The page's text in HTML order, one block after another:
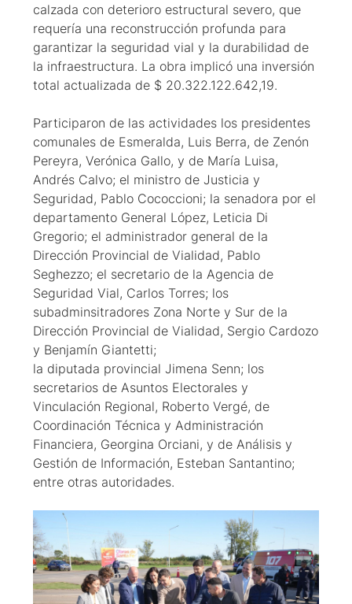
calzada con deterioro estructural severo, que
requería una reconstrucción profunda para
garantizar la seguridad vial y la durabilidad de
la infraestructura. La obra implicó una inversión
total actualizada de $ 20.322.122.642,19.
Participaron de las actividades los presidentes
comunales de Esmeralda, Luis Berra, de Zenón
Pereyra, Verónica Gallo, y de María Luisa,
Andrés Calvo; el ministro de Justicia y
Seguridad, Pablo Cococcioni; la senadora por el
departamento General López, Leticia Di
Gregorio; el administrador general de la
Dirección Provincial de Vialidad, Pablo
Seghezzo; el secretario de la Agencia de
Seguridad Vial, Carlos Torres; los
subadminsitradores Zona Norte y Sur de la
Dirección Provincial de Vialidad, Sergio Cardozo
y Benjamín Giantetti;
la diputada provincial Jimena Senn; los
secretarios de Asuntos Electorales y
Vinculación Regional, Roberto Vergé, de
Coordinación Técnica y Administración
Financiera, Georgina Orciani, y de Análisis y
Gestión de Información, Esteban Santantino;
entre otras autoridades.